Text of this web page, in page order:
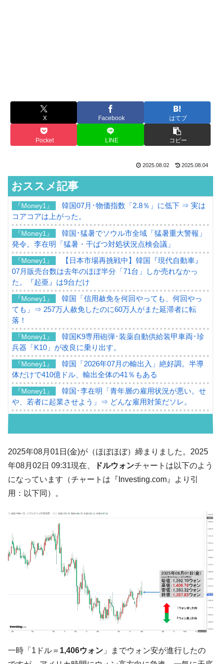
X Facebook はてブ
Pocket LINE コピー
2025.08.02 2025.08.04
おススメ記事
『Money1』
韓国07月･物価指数「2.8％」に低下 ⇒ 実は
コアコアは上がった。
『Money1』
韓国･猛暑でソウル市全域「猛暑重大警報」
発令。李在明「猛暑・干ばつ対処状況点検会議」
『Money1』
【日本市場再挑戦中】韓国『現代自動車』
07月販売台数は去年のほぼ半分「71台」しか売れなかっ
た。『起亜』は9台だけ
『Money1』
韓国「信用赦免を何回やっても、何回やっ
ても」⇒ 257万人赦免したのに60万人がまた延滞者に転
落！
『Money1』
韓国K9専用砲弾･装薬自動供給装甲車両･珍
兵器「K10」が改良に乗り出す。
『Money1』
韓国「2026年07月の輸出入」絶好調。半導
体だけで410億ドル、輸出全体の41％もある
『Money1』
韓国･李在明「青年層の雇用状況が悪い。せ
や、若者に起業させよう」⇒ どんな雇用対策だソレ。
韓国「ここは北朝鮮なのか。選管がサーバ
ーにウソのデータを入力したのは明白だ」
言。
だ。
す」⇒「金を経由するドル入手」手段ではないのか？
『Money1』
韓国･外為取引量「1日当たり1,214.4億ド
ル」まで拡大 ⇒ 海外資金の動きに強く左右される状態
韓国･帰ってきた李在明。李在明を支持しな
い「50.5％」に上昇
韓国大統領府ボンクラ政策室長が告発され
た ⇒ 国家が行った恐るべき株価操作であり、空前の国政壟
断
『Money1』
韓国･警察職員が「丸刈りになって抗議活
2025年08月01日(金)が（ほぼほぼ）締まりました。2025
年08月02日 09:31現在、
ドルウォンチャートは以下のよう
になっています（チャートは『Investing.com』より引
用：以下同）。
一時「1ドル＝ 1,406ウォン 」までウォン安が進行したの